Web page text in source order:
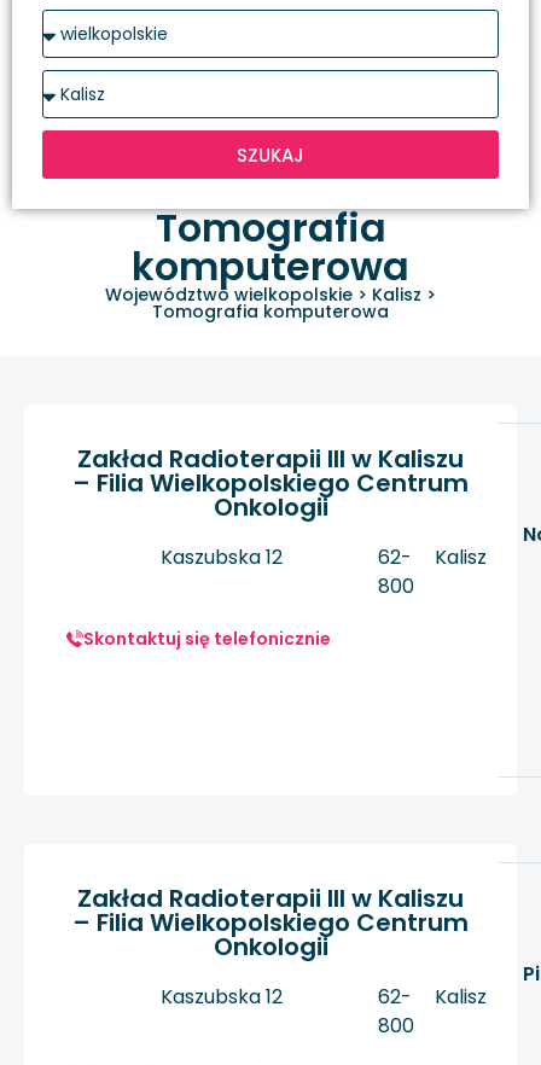
SZUKAJ
Tomografia
komputerowa
Województwo wielkopolskie > Kalisz >
Tomografia komputerowa
Zakład Radioterapii III w Kaliszu
– Filia Wielkopolskiego Centrum
Onkologii
Kaszubska 12
62-
800
Kalisz
Skontaktuj się telefonicznie
Zakład Radioterapii III w Kaliszu
– Filia Wielkopolskiego Centrum
Onkologii
Kaszubska 12
62-
800
Kalisz